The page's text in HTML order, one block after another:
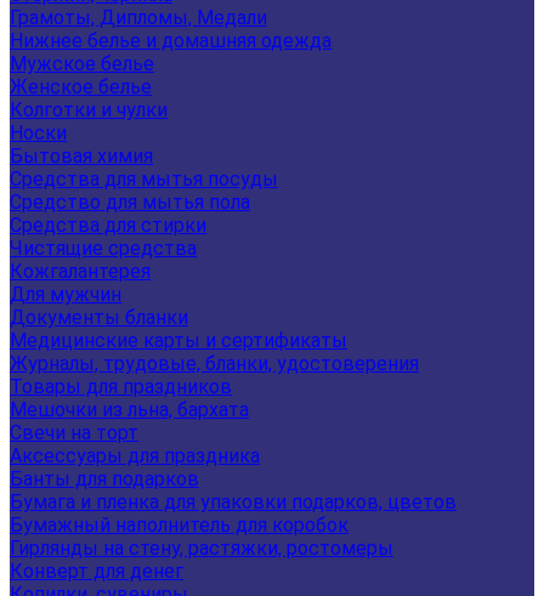
Грамоты, Дипломы, Медали
Нижнее белье и домашняя одежда
Мужское белье
Женское белье
Колготки и чулки
Носки
Бытовая химия
Средства для мытья посуды
Средство для мытья пола
Средства для стирки
Чистящие средства
Кожгалантерея
Для мужчин
Документы бланки
Медицинские карты и сертификаты
Журналы, трудовые, бланки, удостоверения
Товары для праздников
Мешочки из льна, бархата
Свечи на торт
Аксессуары для праздника
Банты для подарков
Бумага и пленка для упаковки подарков, цветов
Бумажный наполнитель для коробок
Гирлянды на стену, растяжки, ростомеры
Конверт для денег